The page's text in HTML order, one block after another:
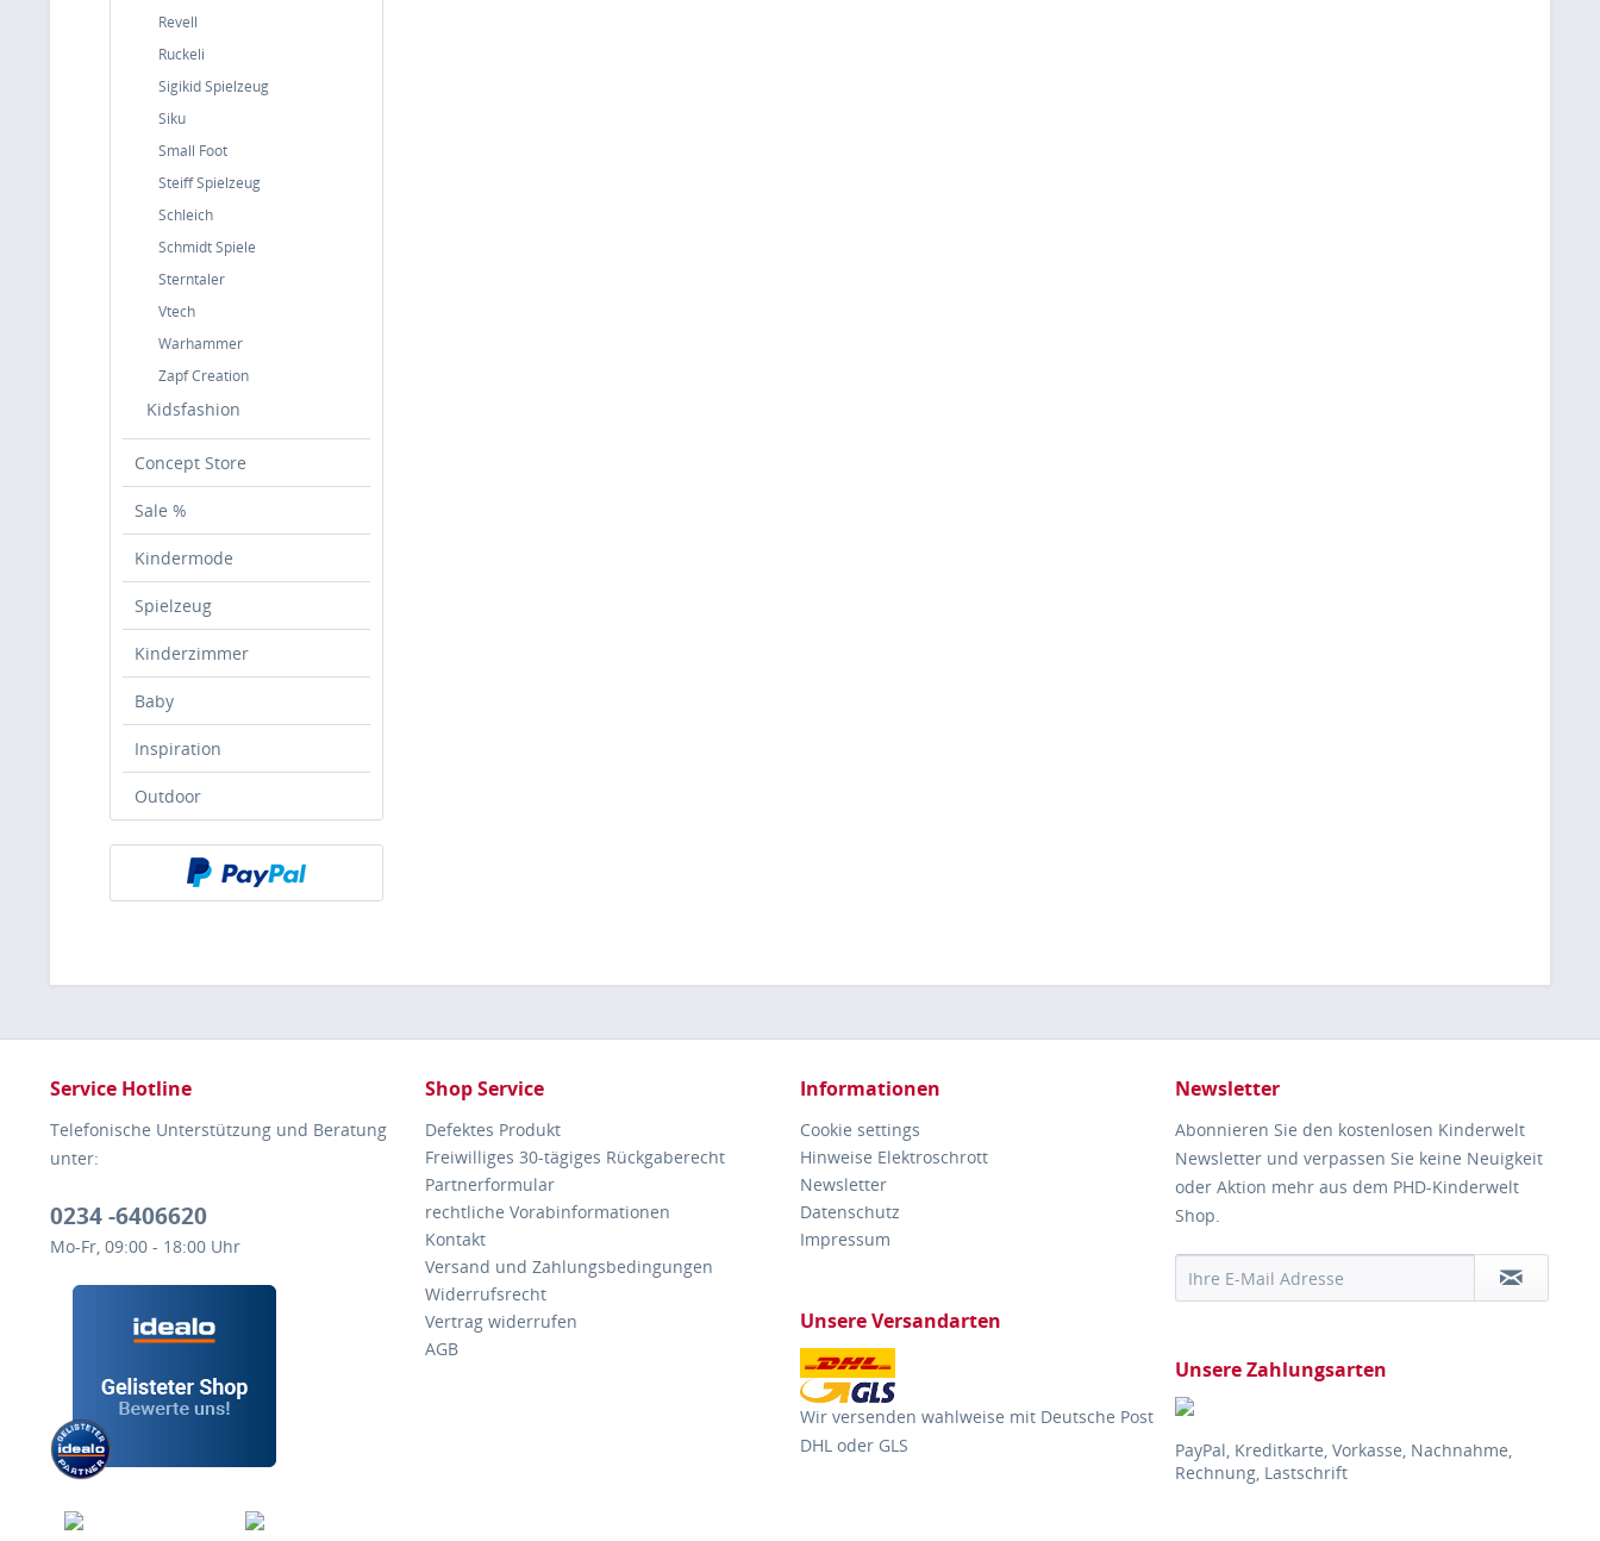
Revell
Ruckeli
Sigikid Spielzeug
Siku
Small Foot
Steiff Spielzeug
Schleich
Schmidt Spiele
Sterntaler
Vtech
Warhammer
Zapf Creation
Kidsfashion
Concept Store
Sale %
Kindermode
Spielzeug
Kinderzimmer
Baby
Inspiration
Outdoor
Service Hotline
Telefonische Unterstützung und Beratung
unter:
0234 -6406620
Mo-Fr, 09:00 - 18:00 Uhr
Shop Service
Defektes Produkt
Freiwilliges 30-tägiges Rückgaberecht
Partnerformular
rechtliche Vorabinformationen
Kontakt
Versand und Zahlungsbedingungen
Widerrufsrecht
Vertrag widerrufen
AGB
Informationen
Cookie settings
Hinweise Elektroschrott
Newsletter
Datenschutz
Impressum
Unsere Versandarten
Wir versenden wahlweise mit Deutsche Post
DHL oder GLS
Newsletter
Abonnieren Sie den kostenlosen Kinderwelt
Newsletter und verpassen Sie keine Neuigkeit
oder Aktion mehr aus dem PHD-Kinderwelt
Shop.
Unsere Zahlungsarten
PayPal, Kreditkarte, Vorkasse, Nachnahme,
Rechnung, Lastschrift